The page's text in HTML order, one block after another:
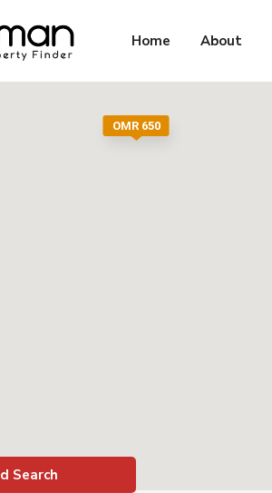
Home About
OMR 650
Search